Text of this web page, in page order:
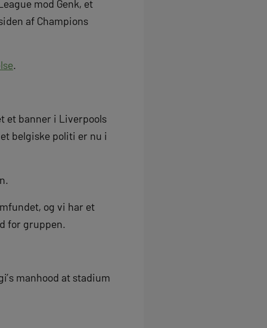
mod Genk, et
af Champions
.
et banner i Liverpools
belgiske politi er nu i
og vi har et
for gruppen.
manhood at stadium